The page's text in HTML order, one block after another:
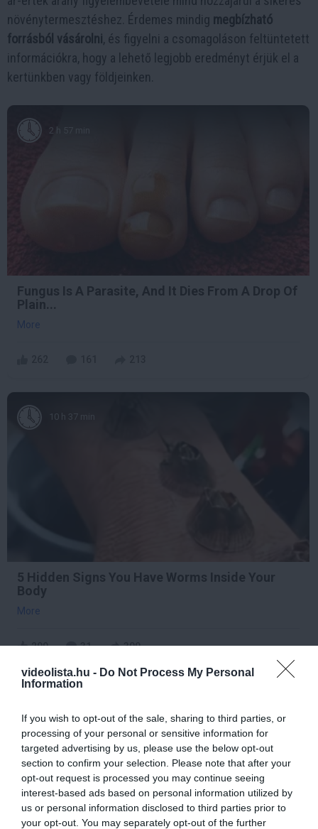
videolista.hu - Do Not Process My Personal
Information
If you wish to opt-out of the sale, sharing to third parties, or
processing of your personal or sensitive information for
targeted advertising by us, please use the below opt-out
section to confirm your selection. Please note that after your
opt-out request is processed you may continue seeing
interest-based ads based on personal information utilized by
us or personal information disclosed to third parties prior to
your opt-out. You may separately opt-out of the further
növénytermesztéshez. Érdemes mindig megbízható
forrásból vásárolni , és figyelni a csomagoláson feltüntetett
információkra, hogy a lehető legjobb eredményt érjük el a
kertünkben vagy földjeinken.
2 h 57 min
Fungus Is A Parasite, And It Dies From A Drop Of
Plain...
More
10 h 37 min
5 Hidden Signs You Have Worms Inside Your
Body
More
299 31 309